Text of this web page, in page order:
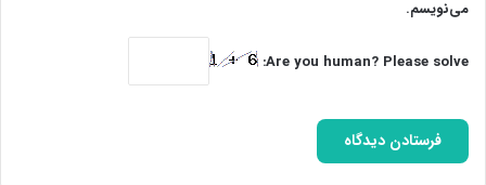
-آقا قضیه چیه؟ – چطور نمی‌دونی؟! یه مناسبت خوش اضافه شده. یه
روزِ نو. ۱۳دی، روز فتح قدس
تا بیدار شدم نگاهم به قاب روبرو افتاد. به چشمان حاج قاسم خیره
شدم. با نگاهش خوابم را تعبیر می‌کرد…
می‌نویسم.
Are you human? Please solve: